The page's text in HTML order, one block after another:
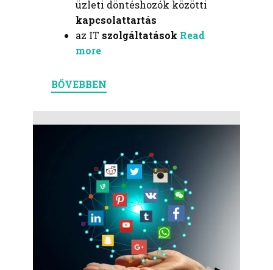
üzleti döntéshozók közötti
kapcsolattartás
az IT szolgáltatások Read
more
BŐVEBBEN